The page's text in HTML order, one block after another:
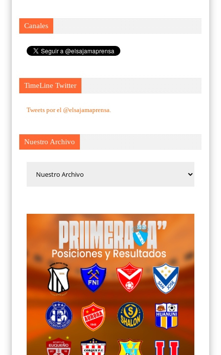
Canales
TimeLine Twitter
Tweets por el @elsajamaprensa.
Nuestro Archivo